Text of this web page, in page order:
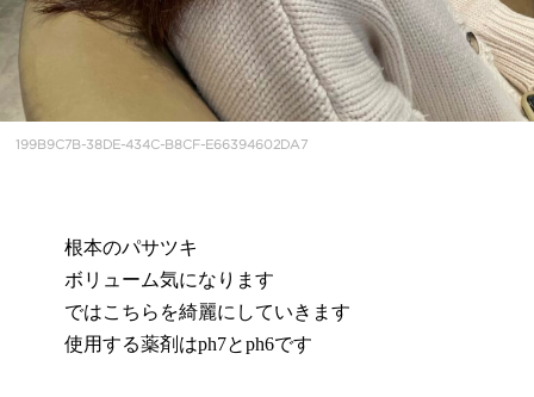
199B9C7B-38DE-434C-B8CF-E66394602DA7
根本のパサツキ
ボリューム気になります
ではこちらを綺麗にしていきます
使用する薬剤はph7とph6です